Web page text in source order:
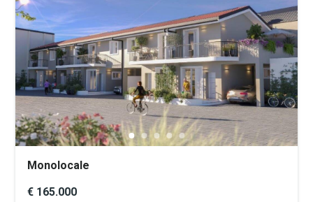
Monolocale
€ 165.000